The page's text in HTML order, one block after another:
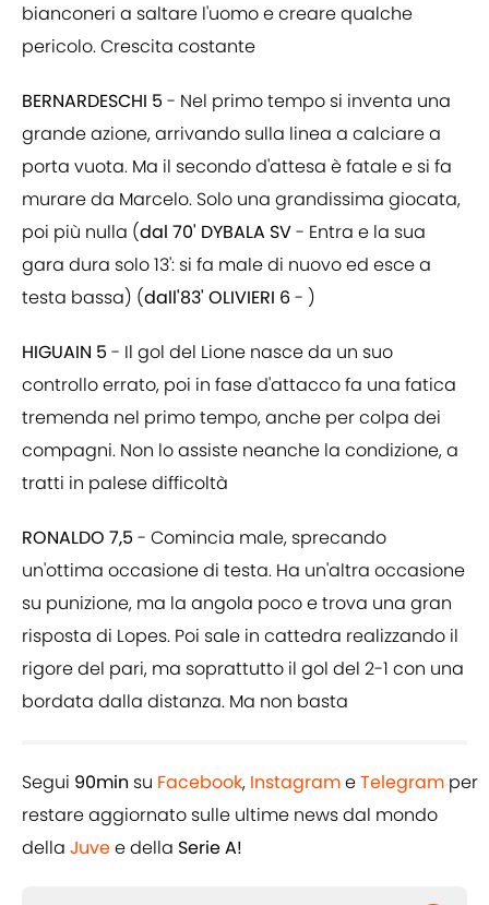
bianconeri a saltare l'uomo e creare qualche
pericolo. Crescita costante
BERNARDESCHI 5 - Nel primo tempo si inventa una
grande azione, arrivando sulla linea a calciare a
porta vuota. Ma il secondo d'attesa è fatale e si fa
murare da Marcelo. Solo una grandissima giocata,
poi più nulla (dal 70' DYBALA SV- Entra e la sua
gara dura solo 13': si fa male di nuovo ed esce a
testa bassa) (dall'83' OLIVIERI 6- )
HIGUAIN 5 - Il gol del Lione nasce da un suo
controllo errato, poi in fase d'attacco fa una fatica
tremenda nel primo tempo, anche per colpa dei
compagni. Non lo assiste neanche la condizione, a
tratti in palese difficoltà
RONALDO 7,5 - Comincia male, sprecando
un'ottima occasione di testa. Ha un'altra occasione
su punizione, ma la angola poco e trova una gran
risposta di Lopes. Poi sale in cattedra realizzando il
rigore del pari, ma soprattutto il gol del 2-1 con una
bordata dalla distanza. Ma non basta
Segui 90min su Facebook, InstagrameTelegram per
restare aggiornato sulle ultime news dal mondo
della Juvee della Serie A!